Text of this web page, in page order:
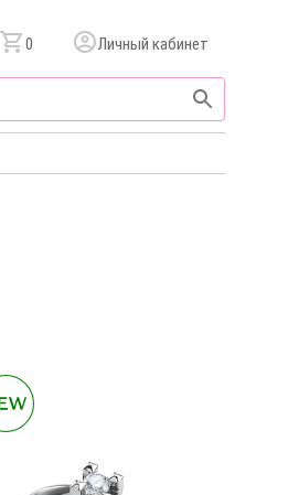
0 Личный кабинет